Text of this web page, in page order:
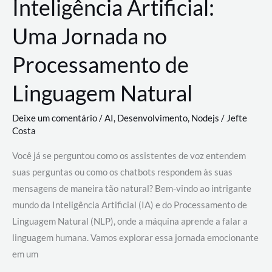
Inteligência Artificial:
Uma Jornada no
Processamento de
Linguagem Natural
Deixe um comentário/AI, Desenvolvimento, Nodejs / Jefte
Costa
Você já se perguntou como os assistentes de voz entendem
suas perguntas ou como os chatbots respondem às suas
mensagens de maneira tão natural? Bem-vindo ao intrigante
mundo da Inteligência Artificial (IA) e do Processamento de
Linguagem Natural (NLP), onde a máquina aprende a falar a
linguagem humana. Vamos explorar essa jornada emocionante
em um